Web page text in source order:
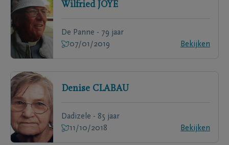
Wilfried JOYE
De Panne - 79 jaar
07/01/2019
Bekijken
Denise CLABAU
Dadizele - 85 jaar
11/10/2018
Bekijken